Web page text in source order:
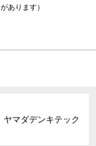
あります）
マダデンキテック